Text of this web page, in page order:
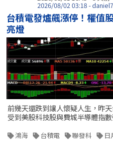
2026/08/02 03:18 -
台積電發爐飆漲停！權
亮燈
前幾天還跌到讓人懷疑人生，昨
受到美股科技股與費城半導體指
鴻海 台積電 聯發科 日